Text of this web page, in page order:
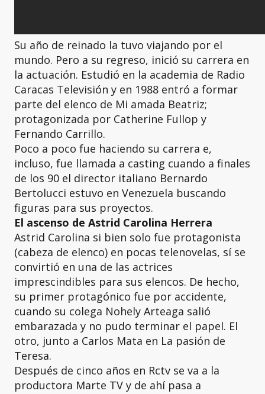
Su año de reinado la tuvo viajando por el
mundo. Pero a su regreso, inició su carrera en
la actuación. Estudió en la academia de Radio
Caracas Televisión y en 1988 entró a formar
parte del elenco de Mi amada Beatriz;
protagonizada por Catherine Fullop y
Fernando Carrillo.
Poco a poco fue haciendo su carrera e,
incluso, fue llamada a casting cuando a finales
de los 90 el director italiano Bernardo
Bertolucci estuvo en Venezuela buscando
figuras para sus proyectos.
El ascenso de Astrid Carolina Herrera
Astrid Carolina si bien solo fue protagonista
(cabeza de elenco) en pocas telenovelas, sí se
convirtió en una de las actrices
imprescindibles para sus elencos. De hecho,
su primer protagónico fue por accidente,
cuando su colega Nohely Arteaga salió
embarazada y no pudo terminar el papel. El
otro, junto a Carlos Mata en La pasión de
Teresa.
Después de cinco años en Rctv se va a la
productora Marte TV y de ahí pasa a